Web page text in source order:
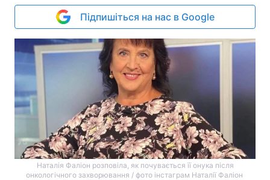
Підпишіться на нас в Google
Наталія Фаліон розповіла, як почувається її онука після
онкологічного захворювання / фото інстаграм Наталії Фаліон